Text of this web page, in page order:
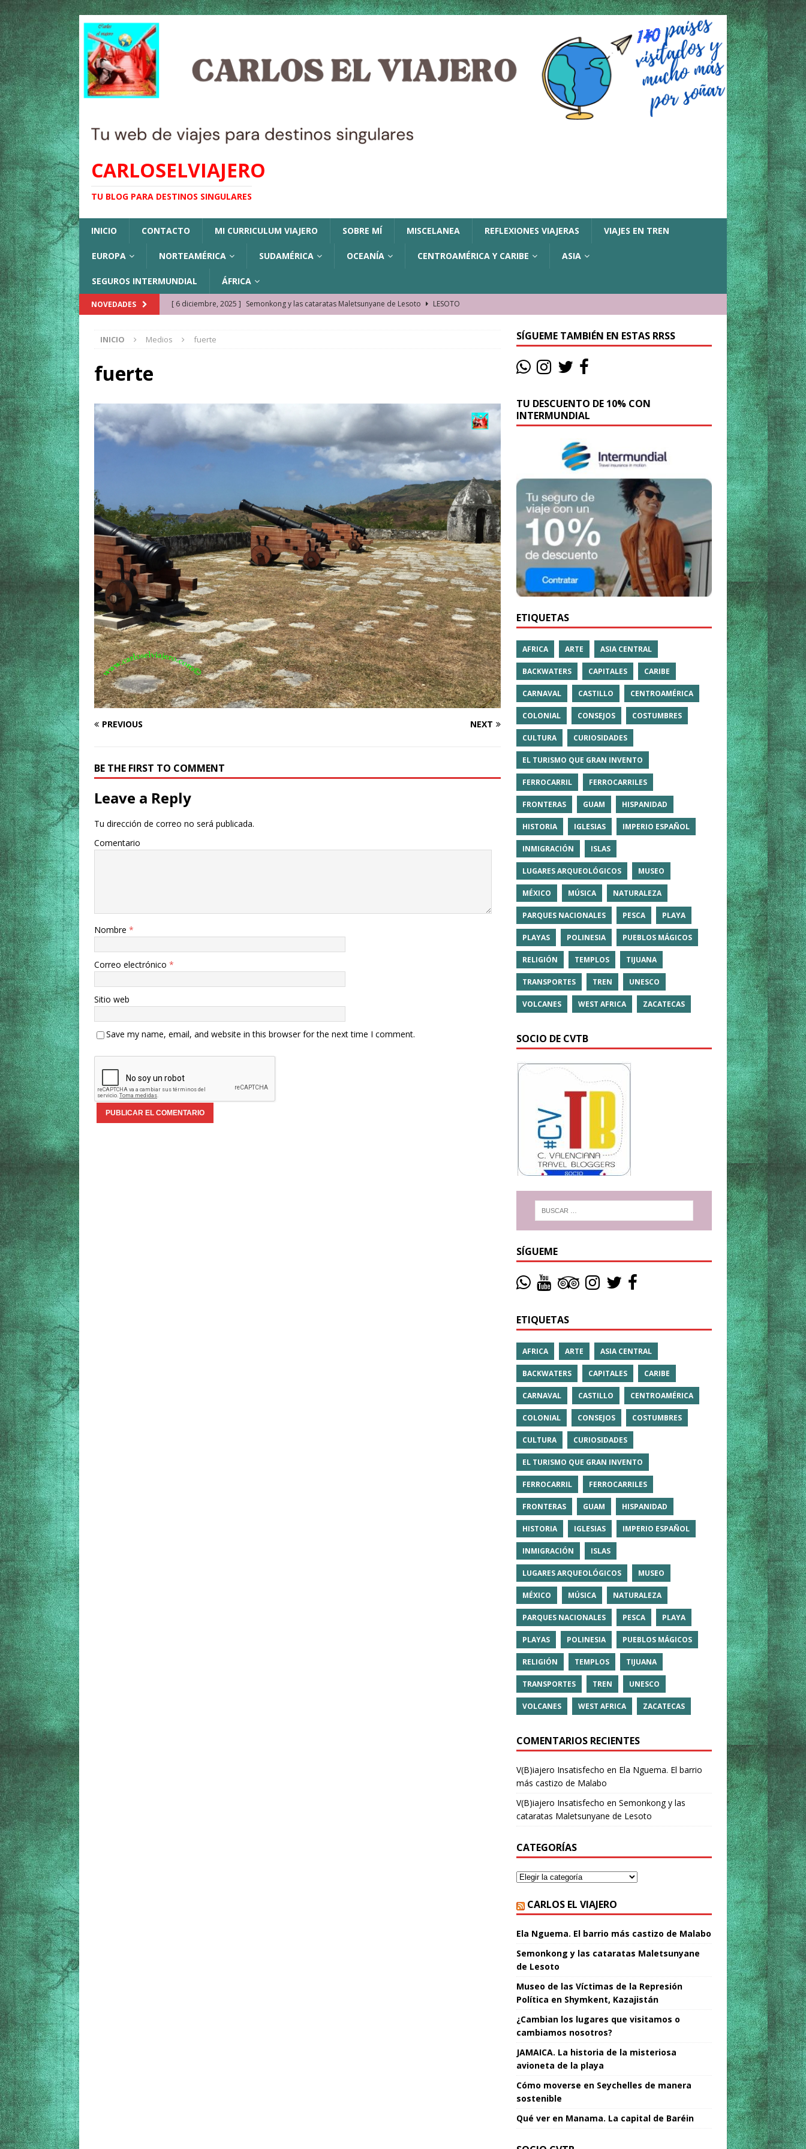
CARLOSELVIAJERO
TU BLOG PARA DESTINOS SINGULARES
INICIO CONTACTO MI CURRICULUM VIAJERO SOBRE MÍ MISCELANEA REFLEXIONES VIAJERAS VIAJES EN TREN
EUROPA NORTEAMÉRICA SUDAMÉRICA OCEANÍA CENTROAMÉRICA Y CARIBE ASIA
SEGUROS INTERMUNDIAL ÁFRICA
NOVEDADES [ 6 diciembre, 2025 ] Semonkong y las cataratas Maletsunyane de Lesoto
LESOTO
KAZAJISTÁN
[ 9 octubre, 2025 ] JAMAICA. La historia de la misteriosa avioneta de la playa
JAMAICA
[ 27 septiembre, 2025 ]
Cómo moverse en Seychelles de manera sostenible
SEYCHELLES
Qué ver en Manama. La capital de Baréin
BARÉIN
Ela Nguema. El barrio más castizo de Malabo GUINEA ECUATORIAL
INICIO Medios fuerte
fuerte
PREVIOUS NEXT
BE THE FIRST TO COMMENT
Leave a Reply
Tu dirección de correo no será publicada.
Comentario
Nombre *
Correo electrónico *
Sitio web
Save my name, email, and website in this browser for the next time I comment.
SÍGUEME TAMBIÉN EN ESTAS RRSS
TU DESCUENTO DE 10% CON
INTERMUNDIAL
ETIQUETAS
AFRICA ARTE ASIA CENTRAL
BACKWATERS CAPITALES CARIBE
CARNAVAL CASTILLO CENTROAMÉRICA
COLONIAL CONSEJOS COSTUMBRES
CULTURA CURIOSIDADES
EL TURISMO QUE GRAN INVENTO
FERROCARRIL FERROCARRILES
FRONTERAS GUAM HISPANIDAD
HISTORIA IGLESIAS IMPERIO ESPAÑOL
INMIGRACIÓN ISLAS
LUGARES ARQUEOLÓGICOS MUSEO
MÉXICO MÚSICA NATURALEZA
PARQUES NACIONALES PESCA PLAYA
PLAYAS POLINESIA PUEBLOS MÁGICOS
RELIGIÓN TEMPLOS TIJUANA
TRANSPORTES TREN UNESCO
VOLCANES WEST AFRICA ZACATECAS
SOCIO DE CVTB
SÍGUEME
ETIQUETAS
AFRICA ARTE ASIA CENTRAL
BACKWATERS CAPITALES CARIBE
CARNAVAL CASTILLO CENTROAMÉRICA
COLONIAL CONSEJOS COSTUMBRES
CULTURA CURIOSIDADES
EL TURISMO QUE GRAN INVENTO
FERROCARRIL FERROCARRILES
FRONTERAS GUAM HISPANIDAD
HISTORIA IGLESIAS IMPERIO ESPAÑOL
INMIGRACIÓN ISLAS
LUGARES ARQUEOLÓGICOS MUSEO
MÉXICO MÚSICA NATURALEZA
PARQUES NACIONALES PESCA PLAYA
PLAYAS POLINESIA PUEBLOS MÁGICOS
RELIGIÓN TEMPLOS TIJUANA
TRANSPORTES TREN UNESCO
VOLCANES WEST AFRICA ZACATECAS
COMENTARIOS RECIENTES
V(B)iajero Insatisfecho en Ela Nguema. El barrio
más castizo de Malabo
V(B)iajero Insatisfecho en Semonkong y las
cataratas Maletsunyane de Lesoto
CATEGORÍAS
CARLOS EL VIAJERO
Ela Nguema. El barrio más castizo de Malabo
Semonkong y las cataratas Maletsunyane
de Lesoto
Museo de las Víctimas de la Represión
Política en Shymkent, Kazajistán
¿Cambian los lugares que visitamos o
cambiamos nosotros?
JAMAICA. La historia de la misteriosa
avioneta de la playa
Cómo moverse en Seychelles de manera
sostenible
Qué ver en Manama. La capital de Baréin